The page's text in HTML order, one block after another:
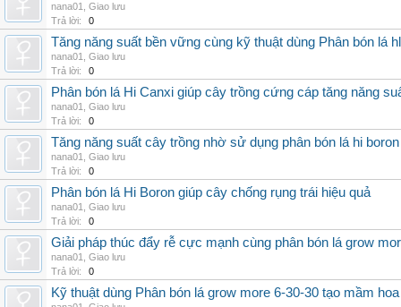
nana01
Giao lưu
Trả lời:
0
Tăng năng suất bền vững cùng kỹ thuật dùng Phân bón lá
nana01
Giao lưu
Trả lời:
0
Phân bón lá Hi Canxi giúp cây trồng cứng cáp tăng năng
nana01
Giao lưu
Trả lời:
0
Tăng năng suất cây trồng nhờ sử dụng phân bón lá hi
nana01
Giao lưu
Trả lời:
0
Phân bón lá Hi Boron giúp cây chống rụng trái hiệu quả
nana01
Giao lưu
Trả lời:
0
Giải pháp thúc đẩy rễ cực mạnh cùng phân bón lá grow
nana01
Giao lưu
Trả lời:
0
Kỹ thuật dùng Phân bón lá grow more 6-30-30 tạo mầm hoa